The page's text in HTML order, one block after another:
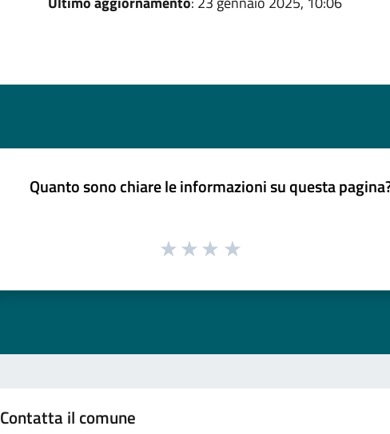
Quanto sono chiare le informazioni su questa
Contatta il comune